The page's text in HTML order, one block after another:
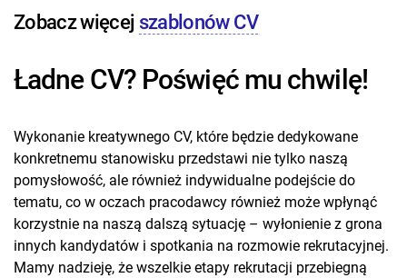
Zobacz więcej szablonów CV
Ładne CV? Poświęć mu chwilę!
Wykonanie kreatywnego CV, które będzie dedykowane
konkretnemu stanowisku przedstawi nie tylko naszą
pomysłowość, ale również indywidualne podejście do
tematu, co w oczach pracodawcy również może wpłynąć
korzystnie na naszą dalszą sytuację – wyłonienie z grona
innych kandydatów i spotkania na rozmowie rekrutacyjnej.
Mamy nadzieję, że wszelkie etapy rekrutacji przebiegną